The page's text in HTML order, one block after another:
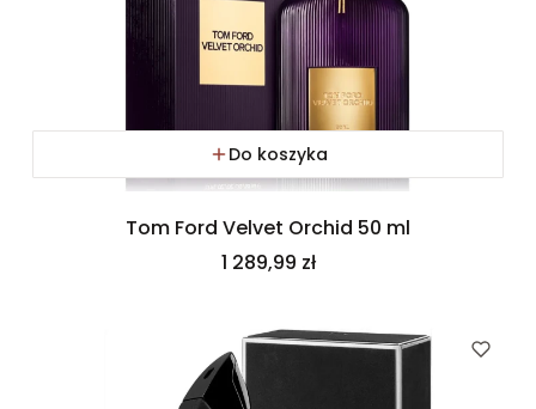
Do koszyka
Tom Ford Velvet Orchid 50 ml
Cena
1 289,99 zł